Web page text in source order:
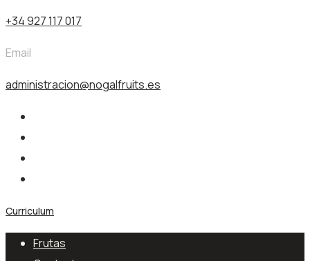
+34 927 117 017
Email
administracion@nogalfruits.es
Curriculum
Frutas